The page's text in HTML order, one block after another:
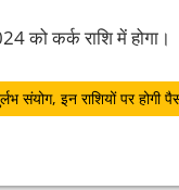
को कर्क राशि में होगा।
संयोग, इन राशियों पर होगी